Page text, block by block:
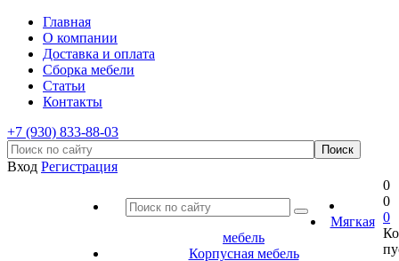
Главная
О компании
Доставка и оплата
Сборка мебели
Статьи
Контакты
+7 (930) 833-88-03
Вход Регистрация
Мягкая
мебель
Корпусная мебель
0
0
0